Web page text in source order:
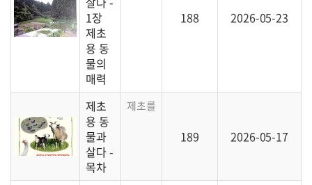
1장
제초
용 동
물의
매력
188 2026-05-23
제초
용 동
물과
살다 -
목차
제초를 목적으로 동물을 사육하는 이야기
189 2026-05-17